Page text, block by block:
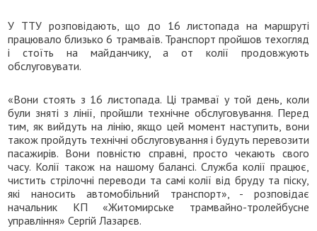
У ТТУ розповідають, що до 16 листопада на маршруті
працювало близько 6 трамваїв. Транспорт пройшов техогляд
і стоїть на майданчику, а от колії продовжують
обслуговувати.
«Вони стоять з 16 листопада. Ці трамваї у той день, коли
були зняті з лінії, пройшли технічне обслуговування. Перед
тим, як вийдуть на лінію, якщо цей момент наступить, вони
також пройдуть технічні обслуговування і будуть перевозити
пасажирів. Вони повністю справні, просто чекають свого
часу. Колії також на нашому балансі. Служба колії працює,
чистить стрілочні переводи та самі колії від бруду та піску,
які наносить автомобільний транспорт», - розповідає
начальник КП «Житомирське трамвайно-тролейбусне
управління» Сергій Лазарєв.